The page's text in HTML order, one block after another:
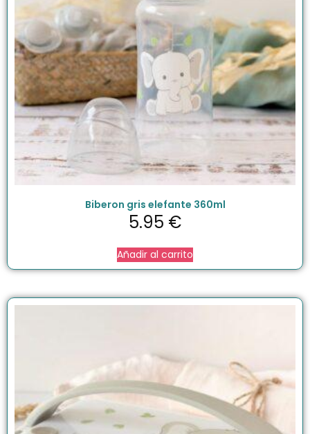
Biberon gris elefante 360ml
5.95 €
Añadir al carrito